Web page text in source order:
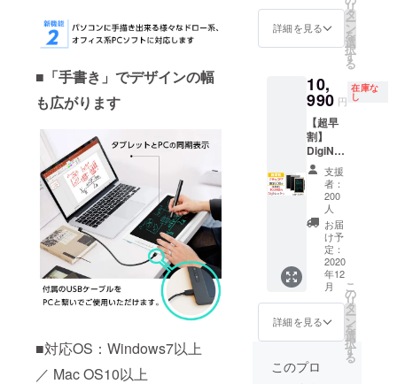
■「手書き」でデザインの幅
も広がります
■対応OS：Windows7以上
／ Mac OS10以上
況、生
産工程
より、
出荷時
期が遅
れる可
能性が
ござい
ます。
※多くの
応援購
入をい
ただく
ことで
生産効
率が向
上した
場合な
般販売
価格が
り下が
Pro』1
台 ※商
等の細
かい点
につい
て、一
部変更
が生じ
る場合
がござ
います
のでご
了承く
ださ
い。 ※
ご注文
数や部
品の調
況、生
産工程
合等に
より、
円(税
込)⇒18,
980円
(税・送
カ
ラー：
アッ
シュグ
レイ、
パール
ゴール
ド、ホ
ワイト
（カ
ラーの
組合せ
をお選
びいた
だけま
す） ■
内容：
『DigiN
台 ※商
詳細を見る
リ
タ
ー
ン
を
選
択
す
る
10,
990 円
在庫な
し
【超早
割】
DigiNot
e
Pro【2
6％OFF
】200台
限定 ■
予定定
価：
14,850
円(税
込)⇒10,
990円
(税・送
ラー：
アッ
支援
者：
200
人
お届
け予
定：
2020
年12
月
詳細を見る
こ
の
リ
タ
ー
ン
を
選
択
す
る
このプロ